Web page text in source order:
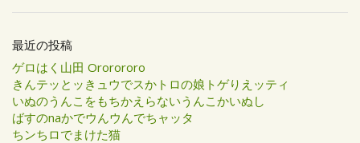
最近の投稿
ゲロはく山田 Ororororo
きんテッとッきュウでスかトロの娘トゲりえッティ
いぬのうんこをもちかえらないうんこかいぬし
ばすのnaかでウんウんでちャッタ
ちンちロでまけた猫